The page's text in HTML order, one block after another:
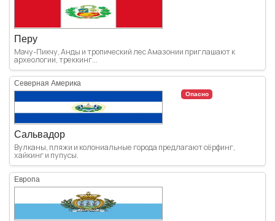
Перу
Мачу-Пикчу, Анды и тропический лес Амазонии приглашают к
археологии, треккинг...
Северная Америка
Опасно
Сальвадор
Вулканы, пляжи и колониальные города предлагают сёрфинг,
хайкинг и пупусы.
Европа